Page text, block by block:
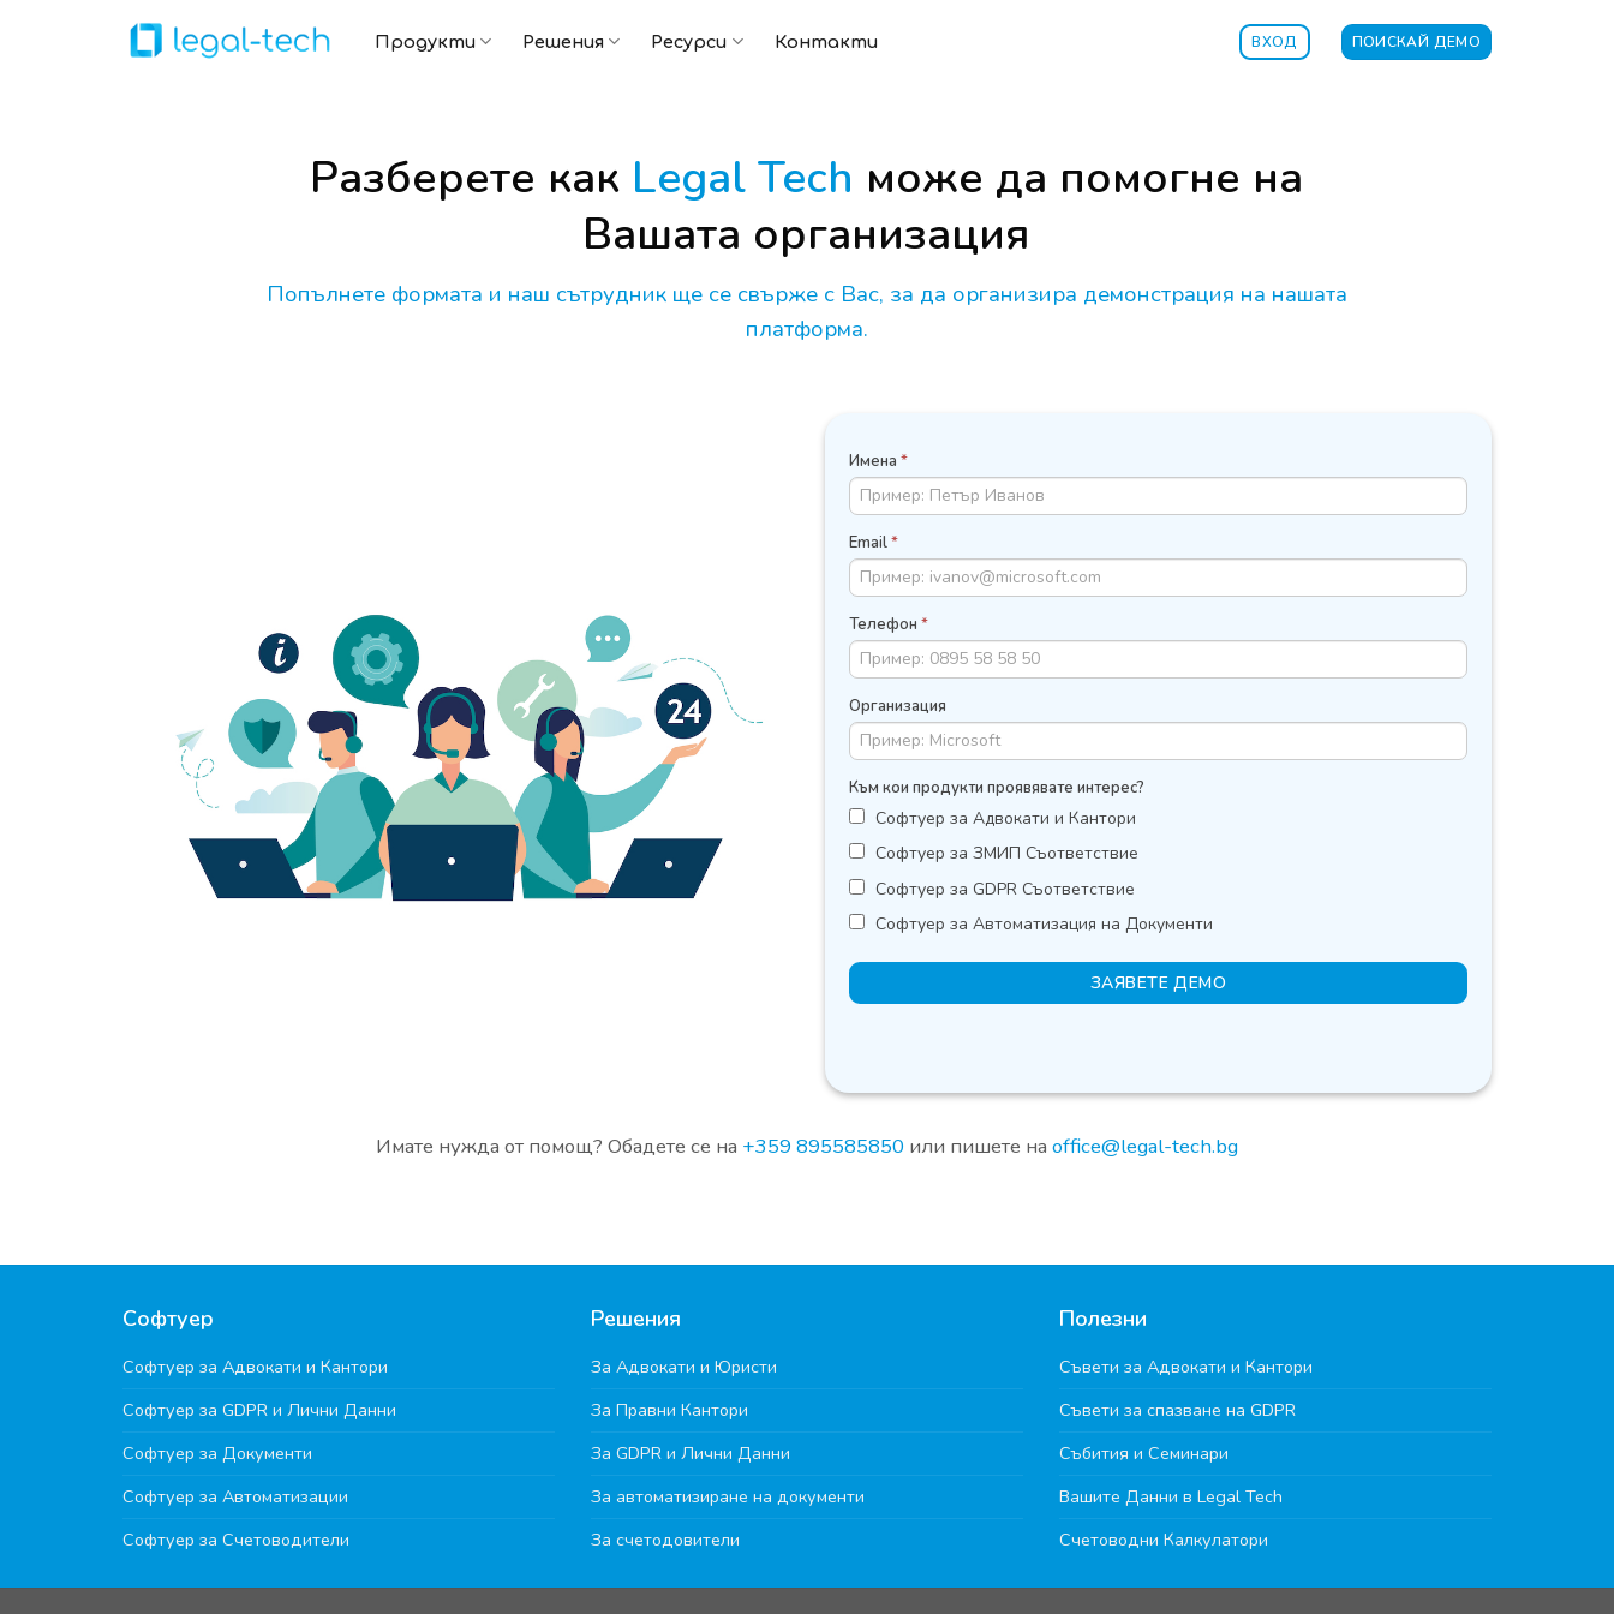
Продукти Решения Ресурси Контакти ВХОД ПОИСКАЙ ДЕМО
Разберете как Legal Tech може да помогне на
Вашата организация
Попълнете формата и наш сътрудник ще се свърже с Вас, за да организира демонстрация на нашата
платформа.
ЗАПИСВАНЕ
ЗА
ДЕМО
Имена *
Email*
Телефон *
Организация
Към кои продукти проявявате интерес?
Софтуер за Адвокати и Кантори
Софтуер за ЗМИП Съответствие
Софтуер за GDPR Съответствие
Софтуер за Автоматизация на Документи
ЗАЯВЕТЕ ДЕМО
Имате нужда от помощ? Обадете се на +359 895585850 или пишете на office@legal-tech.bg
Софтуер
Софтуер за Адвокати и Кантори
Софтуер за GDPR и Лични Данни
Софтуер за Документи
Софтуер за Автоматизации
Софтуер за Счетоводители
Решения
За Адвокати и Юристи
За Правни Кантори
За GDPR и Лични Данни
За автоматизиране на документи
За счетодовители
Полезни
Съвети за Адвокати и Кантори
Съвети за спазване на GDPR
Събития и Семинари
Вашите Данни в Legal Tech
Счетоводни Калкулатори